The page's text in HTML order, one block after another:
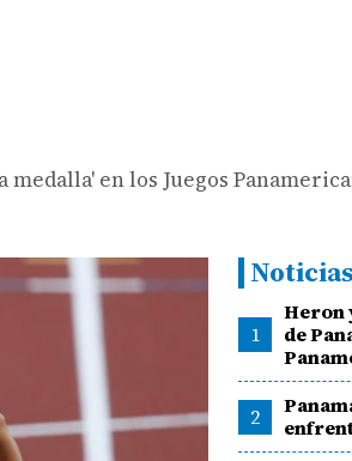
en los Juegos
1
Heron
de
2